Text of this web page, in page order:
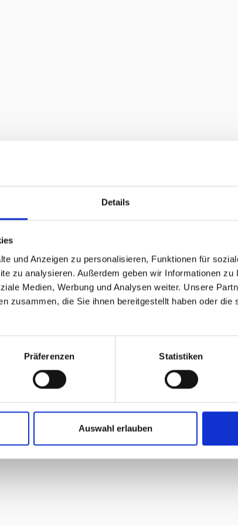
Details
und Anzeigen zu personalisieren, Funktionen für
zu analysieren. Außerdem geben wir Informationen zu
Medien, Werbung und Analysen weiter. Unsere
zusammen, die Sie ihnen bereitgestellt haben oder die
Präferenzen Statistiken
Auswahl erlauben